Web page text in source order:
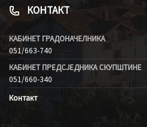
КОНТАКТ
КАБИНЕТ ГРАДОНАЧЕЛНИКА
051/663-740
КАБИНЕТ ПРЕДСЈЕДНИКА СКУПШТИНЕ
051/660-340
Контакт